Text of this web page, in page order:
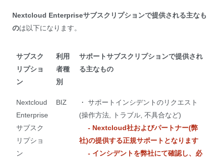
Nextcloud Enterpriseサブスクリプションで提供される主なも
のは以下になります。
サブスク
リプショ
ン
利用
者種
別
サポートサブスクリプションで提供され
る主なもの
Nextcloud
Enterprise
サブスク
リプショ
ン
BIZ
・ サポートインシデントのリクエスト
(操作方法, トラブル, 不具合など)
- Nextcloud社およびパートナー(弊
社)の提供する正規サポートとなります
- インシデントを弊社にて確認し、必